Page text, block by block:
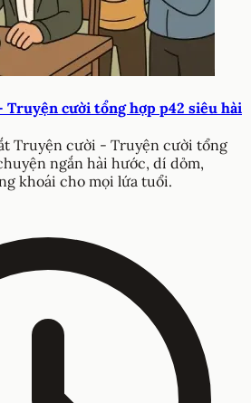
cười tổng hợp p42 siêu hài
Truyện cười - Truyện cười tổng
ngắn hài hước, dí dỏm,
khoái cho mọi lứa tuổi.